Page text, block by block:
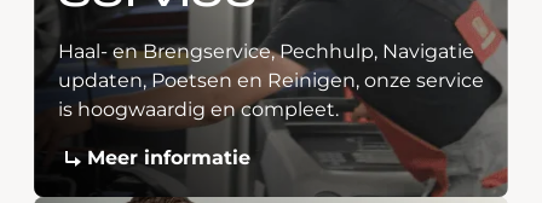
Haal- en Brengservice, Pechhulp, Navigatie
updaten, Poetsen en Reinigen, onze service
is hoogwaardig en compleet.
Meer informatie